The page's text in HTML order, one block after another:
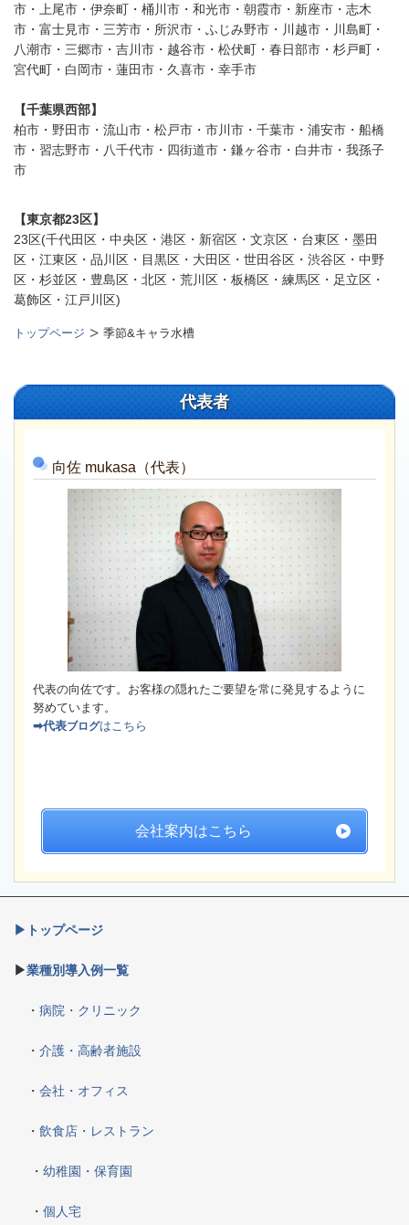
市・上尾市・伊奈町・桶川市・和光市・朝霞市・新座市・志木
市・富士見市・三芳市・所沢市・ふじみ野市・川越市・川島町・
八潮市・三郷市・吉川市・越谷市・松伏町・春日部市・杉戸町・
宮代町・白岡市・蓮田市・久喜市・幸手市
【千葉県西部】
柏市・野田市・流山市・松戸市・市川市・千葉市・浦安市・船橋
市・習志野市・八千代市・四街道市・鎌ヶ谷市・白井市・我孫子
市
【東京都23区】
23区(千代田区・中央区・港区・新宿区・文京区・台東区・墨田
区・江東区・品川区・目黒区・大田区・世田谷区・渋谷区・中野
区・杉並区・豊島区・北区・荒川区・板橋区・練馬区・足立区・
葛飾区・江戸川区)
トップページ 季節&キャラ水槽
代表者
向佐 mukasa（代表）
代表の向佐です。お客様の隠れたご要望を常に発見するように
努めています。
➡代表ブログはこちら
会社案内はこちら
▶トップページ
▶業種別導入例一覧
・ 病院・クリニック
・ 介護・高齢者施設
・ 会社・オフィス
・ 飲食店・レストラン
・ 幼稚園・保育園
・ 個人宅